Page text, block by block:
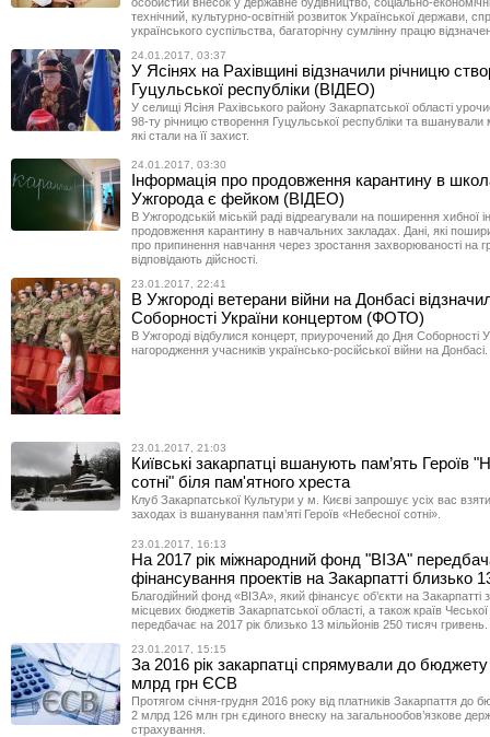
технічний, культурно-освітній розвиток Української держави,
українського суспільства, багаторічну сумлінну працю
24.01.2017, 03:37
У Ясінях на Рахівщині відзначили річницю
Гуцульської республіки (ВІДЕО)
У селищі Ясіня Рахівського району Закарпатської області
98-ту річницю створення Гуцульської республіки та вшанували
які стали на її захист.
24.01.2017, 03:30
Інформація про продовження карантину в
Ужгорода є фейком (ВІДЕО)
В Ужгородській міській раді відреагували на поширення хибної
продовження карантину в навчальних закладах. Дані, які
про припинення навчання через зростання захворюваності на
відповідають дійсності.
23.01.2017, 22:41
В Ужгороді ветерани війни на Донбасі
Соборності України концертом (ФОТО)
В Ужгороді відбулися концерт, приурочений до Дня Соборності
нагородження учасників українсько-російської війни на Донбасі.
23.01.2017, 21:03
Київські закарпатці вшанують пам’ять Героїв
сотні" біля пам'ятного хреста
Клуб Закарпатської Культури у м. Києві запрошує усіх вас
заходах із вшанування пам’яті Героїв «Небесної сотні».
23.01.2017, 16:13
На 2017 рік міжнародний фонд "ВІЗА"
фінансування проектів на Закарпатті близько
Благодійний фонд «ВІЗА», який фінансує об’єкти на Закарпатті
місцевих бюджетів Закарпатської області, а також країв
передбачає на 2017 рік близько 13 мільйонів 250 тисяч гривень.
23.01.2017, 15:15
За 2016 рік закарпатці спрямували до
млрд грн ЄСВ
Протягом січня-грудня 2016 року від платників Закарпаття до
2 млрд 126 млн грн єдиного внеску на загальнообов’язкове
страхування.